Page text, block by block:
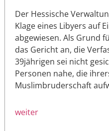
Der Hessische
Klage eines Libyers auf
abgewiesen. Als Grund
das Gericht an, die
39jährigen sei nicht
Personen nahe, die
Muslimbruderschaft
weiter